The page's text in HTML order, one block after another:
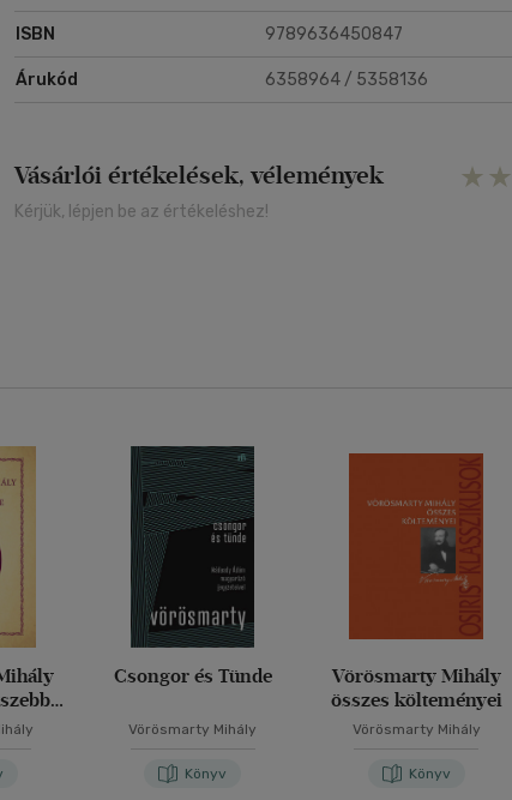
ISBN 9789636450847
Árukód 6358964 / 5358136
Vásárlói értékelések, vélemények
Kérjük, lépjen be az értékeléshez!
Csongor és Tünde
Vörösmarty Mihály
Könyv
Vörösmarty Mihály
összes költeményei
Vörösmarty Mihály
Könyv